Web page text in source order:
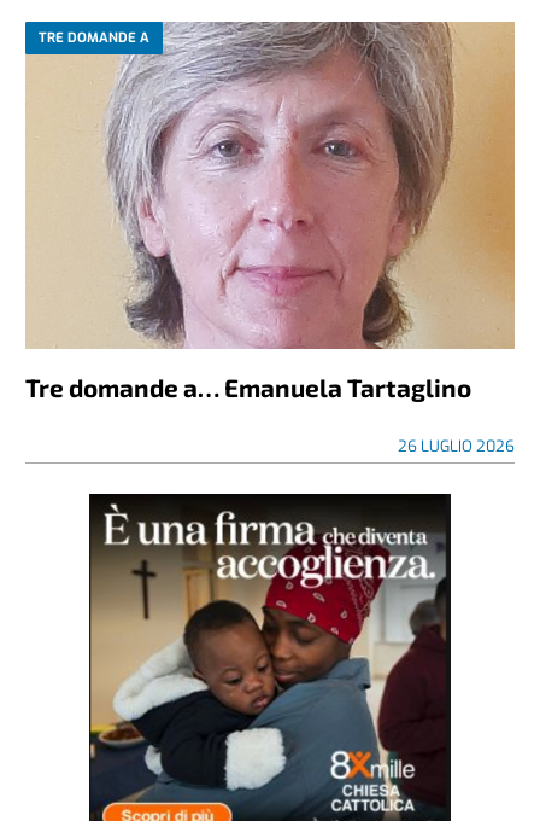
TRE DOMANDE A
Tre domande a… Emanuela Tartaglino
26 LUGLIO 2026